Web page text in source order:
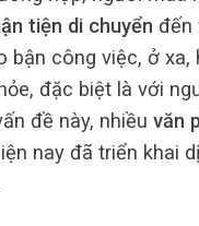
tiện di chuyển đến
bận công việc, ở xa,
đặc biệt là với
đề này, nhiều văn
nay đã triển khai